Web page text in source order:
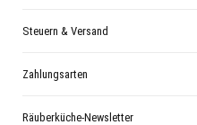
Steuern & Versand
Zahlungsarten
Räuberküche-Newsletter